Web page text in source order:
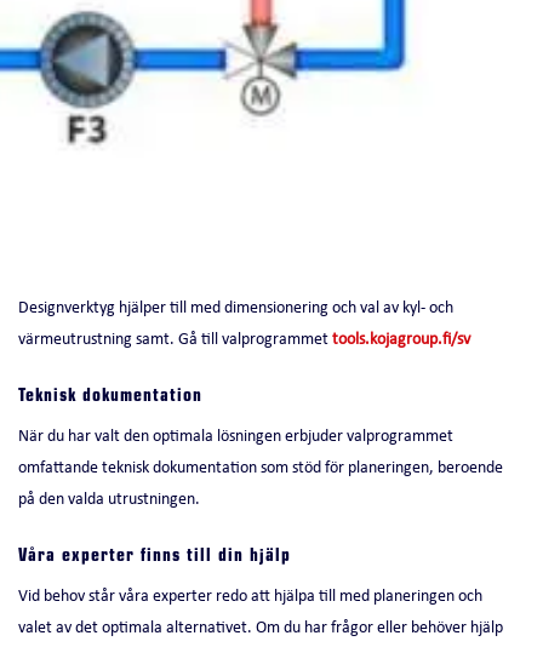
Designverktyg hjälper till med dimensionering och val av kyl- och
värmeutrustning samt. Gå till valprogrammettools.kojagroup.fi/sv
Teknisk dokumentation
När du har valt den optimala lösningen erbjuder valprogrammet
omfattande teknisk dokumentation som stöd för planeringen, beroende
på den valda utrustningen.
Våra experter finns till din hjälp
Vid behov står våra experter redo att hjälpa till med planeringen och
valet av det optimala alternativet. Om du har frågor eller behöver hjälp